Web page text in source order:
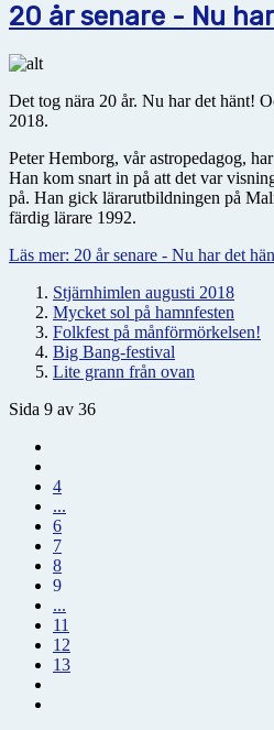
20 år senare - Nu
Det tog nära 20 år. Nu har det hänt!
2018.
Peter Hemborg, vår astropedagog,
Han kom snart in på att det var
på. Han gick lärarutbildningen på
färdig lärare 1992.
Läs mer: 20 år senare - Nu har det
Stjärnhimlen augusti 2018
Mycket sol på hamnfesten
Folkfest på månförmörkelsen!
Big Bang-festival
Lite grann från ovan
Sida 9 av 36
4
...
6
7
8
9
...
11
12
13